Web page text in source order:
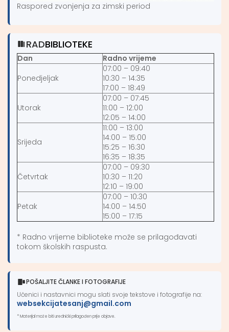
Raspored zvonjenja za zimski period
RADBIBLIOTEKE
Dan
Radno vrijeme
Ponedjeljak
07:00 – 09:40
10:30 – 14:35
17:00 – 18:49
Utorak
07:00 – 07:45
11:00 – 12:00
12:05 – 14:00
Srijeda
11:00 – 13:00
14:00 – 15:00
15:25 – 16:30
16:35 – 18:35
Četvrtak
07:00 – 09:30
10:30 – 11:20
12:10 – 19:00
Petak
07:00 – 10:30
14:00 – 14:50
15:00 – 17:15
* Radno vrijeme biblioteke može se prilagođavati
tokom školskih raspusta.
POŠALJITE ČLANKE I FOTOGRAFIJE
Učenici i nastavnici mogu slati svoje tekstove i fotografije na:
websekcijatesanj@gmail.com
* Materijal može biti urednički prilagođen prije objave.